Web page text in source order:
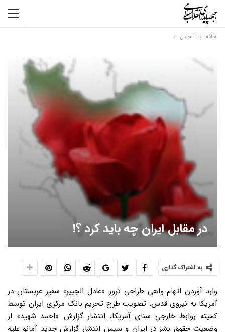
خانه تحلیل
در مقابل ایران چه باید کرد ؟!
به اشتراک گذاری
وارد آوردن اتهام واهی طراحی ترور «عادل الجبیر» سفیر عربستان در
آمریکا به نیروی قدس، تصویب طرح تحریم بانک مرکزی ایران توسط
کمیته روابط خارجی سنای آمریکا، انتشار گزارش «احمد شهید» از
وضعیت حقوق بشر در ایران و سپس انتشار گزارش جدید آمانو علیه